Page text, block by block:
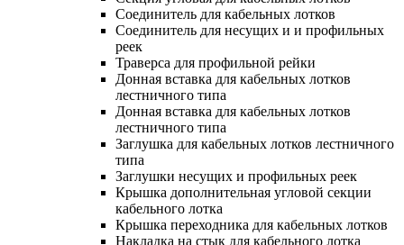
Соединитель для кабельных лотков
Соединитель для несущих и и профильных
реек
Траверса для профильной рейки
Донная вставка для кабельных лотков
лестничного типа
Донная вставка для кабельных лотков
лестничного типа
Заглушка для кабельных лотков лестничного
типа
Заглушки несущих и профильных реек
Крышка дополнительная угловой секции
кабельного лотка
Крышка переходника для кабельных лотков
Накладка на стык для кабельного лотка